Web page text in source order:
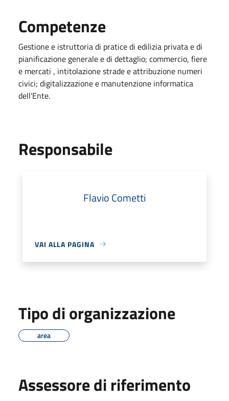
Competenze
Gestione e istruttoria di pratice di edilizia privata e di
pianificazione generale e di dettaglio; commercio, fiere
e mercati , intitolazione strade e attribuzione numeri
civici; digitalizzazione e manutenzione informatica
dell'Ente.
Responsabile
Flavio Cometti
VAI ALLA PAGINA
Tipo di organizzazione
area
Assessore di riferimento